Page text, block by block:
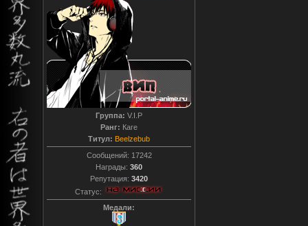
Группа: V.I.P
Ранг: Каге
Титул: Beelzebub
Сообщений: 17242
Награды: 360
Репутация: 3420
Статус:
Медали: